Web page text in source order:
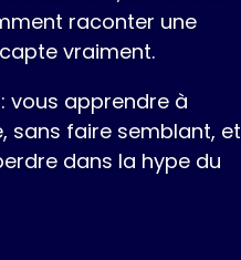
raconter une
vraiment.
: vous apprendre à
sans faire semblant, et
dans la hype du